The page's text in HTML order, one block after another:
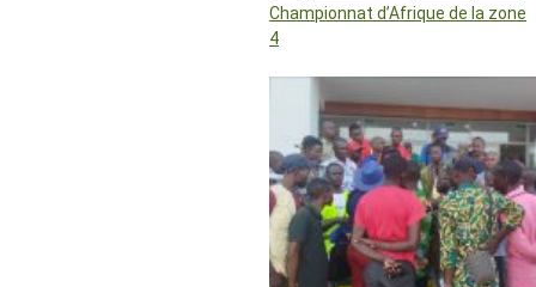
Championnat d’Afrique de la zone
4